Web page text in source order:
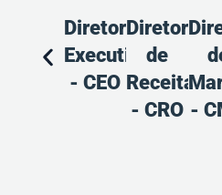
Diretoria
Executiva
- CEO
Diretoria
de
Receitas
- CRO -